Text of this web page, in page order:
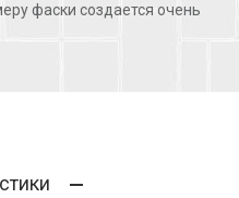
фаски создается очень